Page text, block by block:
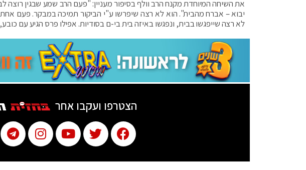
את השיחה המיוחדת מקנח הרב וולף בסיפור מעניין: "פעם הרב שמע שבגין
יבוא – אברח מהבית". הוא לא רצה שיפרשו ע"י הביקור תמיכה במבקר. פעם
לא רצה שייפגשו בבית, ונפגשו באיזה בית בי-ם בסודיות. אפילו פרס הגיע עם
הצטרפו ועקבו אחר